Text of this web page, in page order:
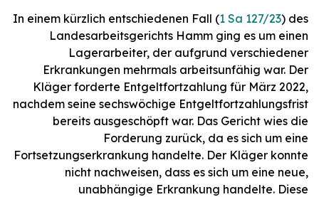
In einem kürzlich entschiedenen Fall (1 Sa 127/23) des
Landesarbeitsgerichts Hamm ging es um einen
Lagerarbeiter, der aufgrund verschiedener
Erkrankungen mehrmals arbeitsunfähig war. Der
Kläger forderte Entgeltfortzahlung für März 2022,
nachdem seine sechswöchige Entgeltfortzahlungsfrist
bereits ausgeschöpft war. Das Gericht wies die
Forderung zurück, da es sich um eine
Fortsetzungserkrankung handelte. Der Kläger konnte
nicht nachweisen, dass es sich um eine neue,
unabhängige Erkrankung handelte. Diese